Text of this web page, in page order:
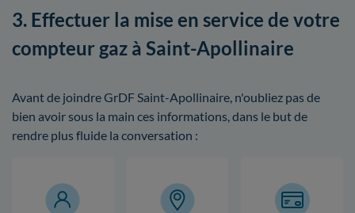
3. Effectuer la mise en service de votre
compteur gaz à Saint-Apollinaire
Avant de joindre GrDF Saint-Apollinaire, n'oubliez pas de
bien avoir sous la main ces informations, dans le but de
rendre plus fluide la conversation :